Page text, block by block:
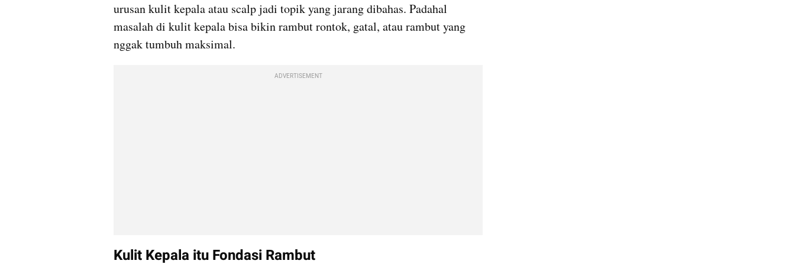
urusan kulit kepala atau scalp jadi topik yang jarang dibahas. Padahal
masalah di kulit kepala bisa bikin rambut rontok, gatal, atau rambut yang
nggak tumbuh maksimal.
ADVERTISEMENT
Kulit Kepala itu Fondasi Rambut